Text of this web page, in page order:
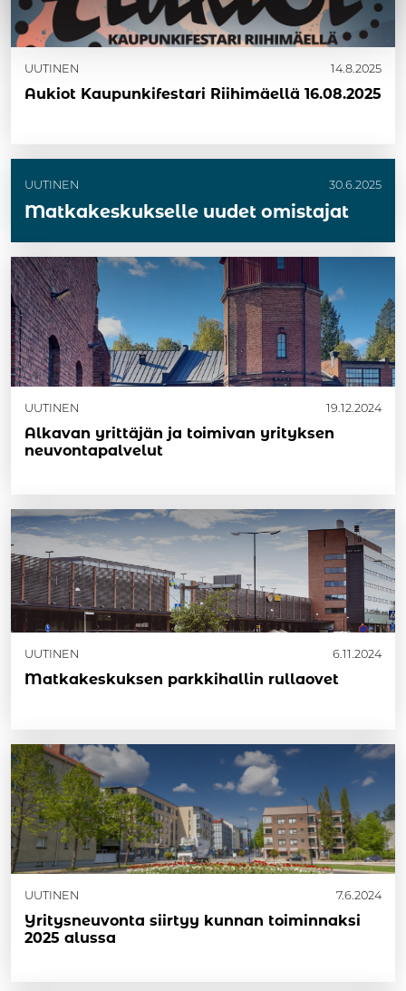
UUTINEN 14.8.2025
Aukiot Kaupunkifestari Riihimäellä 16.08.2025
UUTINEN 30.6.2025
Matkakeskukselle uudet omistajat
UUTINEN 19.12.2024
Alkavan yrittäjän ja toimivan yrityksen
neuvontapalvelut
UUTINEN 6.11.2024
Matkakeskuksen parkkihallin rullaovet
UUTINEN 7.6.2024
Yritysneuvonta siirtyy kunnan toiminnaksi
2025 alussa